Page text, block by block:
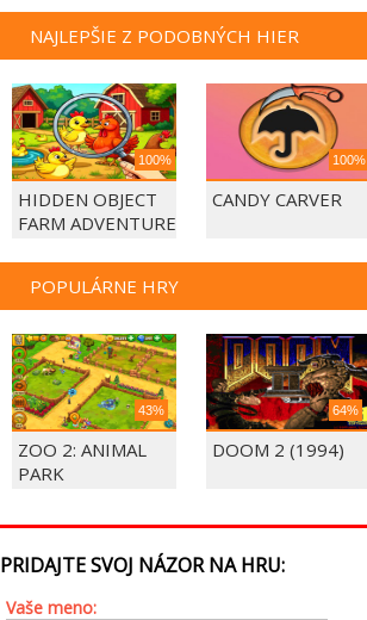
NAJLEPŠIE Z PODOBNÝCH HIER
100%
HIDDEN OBJECT
FARM ADVENTURE
100%
CANDY CARVER
POPULÁRNE HRY
43%
ZOO 2: ANIMAL
PARK
64%
DOOM 2 (1994)
PRIDAJTE SVOJ NÁZOR NA HRU:
Vaše meno: